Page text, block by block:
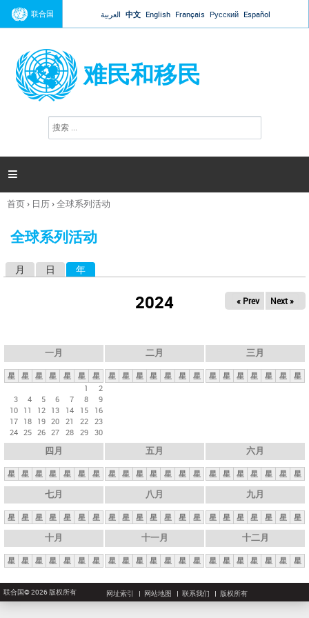
Jump to navigation
联合国 العربية 中文 English Français Русский Español
难民和移民
搜
索

你
这
首页› 日历›全球系列活动
全球系列活动
月 日 年
2024 « Prev Next »
一月
星 星 星 星 星 星
星
1
2
3
4 5 6 7 8
9
10 11 12 13 14 15
16
17 18 19 20 21 22 23
24 25 26 27 28 29 30
二月
星 星 星 星 星 星 星
三月
星 星 星 星 星 星 星
四月
星 星 星 星 星 星 星
五月
星 星 星 星 星 星 星
六月
星 星 星 星 星 星 星
七月
星 星 星 星 星 星 星
八月
星 星 星 星 星 星 星
九月
星 星 星 星 星 星 星
十月
星 星 星 星 星 星 星
十一月
星 星 星 星 星 星 星
十二月
星 星 星 星 星 星 星
联合国© 2026 版权所有 网址索引 网站地图 联系我们 版权所有